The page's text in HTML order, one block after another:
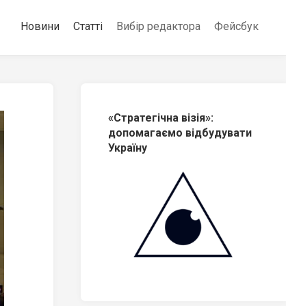
Новини Статті Вибір редактора Фейсбук
«Стратегічна візія»:
допомагаємо відбудувати
Україну